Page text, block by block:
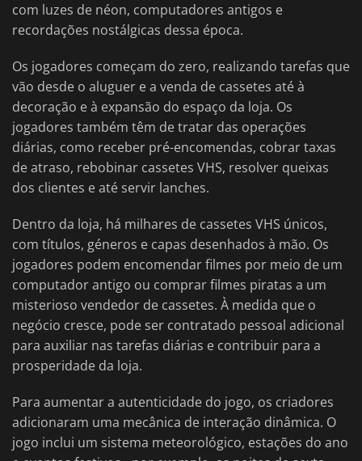
com luzes de néon, computadores antigos e
recordações nostálgicas dessa época.
Os jogadores começam do zero, realizando tarefas que
vão desde o aluguer e a venda de cassetes até à
decoração e à expansão do espaço da loja. Os
jogadores também têm de tratar das operações
diárias, como receber pré-encomendas, cobrar taxas
de atraso, rebobinar cassetes VHS, resolver queixas
dos clientes e até servir lanches.
Dentro da loja, há milhares de cassetes VHS únicos,
com títulos, géneros e capas desenhados à mão. Os
jogadores podem encomendar filmes por meio de um
computador antigo ou comprar filmes piratas a um
misterioso vendedor de cassetes. À medida que o
negócio cresce, pode ser contratado pessoal adicional
para auxiliar nas tarefas diárias e contribuir para a
prosperidade da loja.
Para aumentar a autenticidade do jogo, os criadores
adicionaram uma mecânica de interação dinâmica. O
jogo inclui um sistema meteorológico, estações do ano